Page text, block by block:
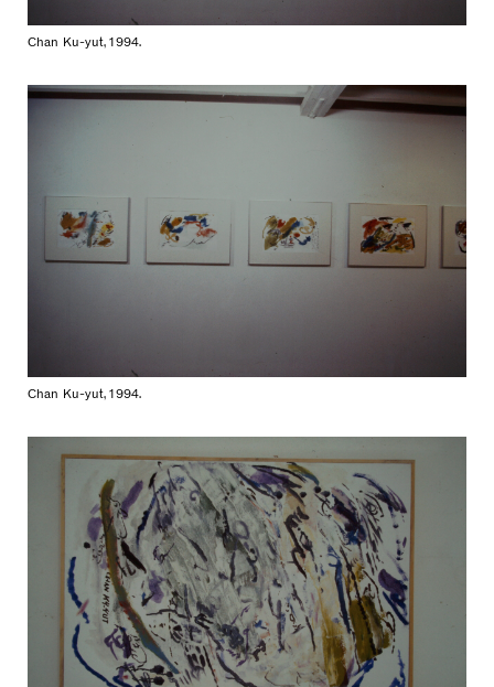
Chan Ku-yut, 1994.
Chan Ku-yut, 1994.